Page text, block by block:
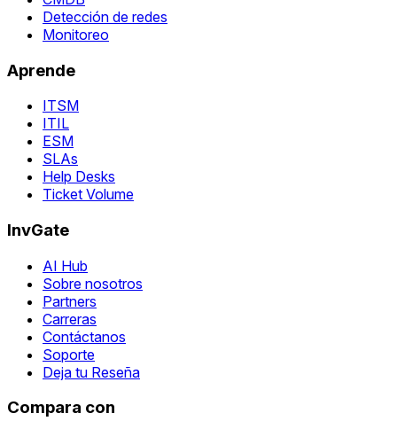
Detección de redes
Monitoreo
Aprende
ITSM
ITIL
ESM
SLAs
Help Desks
Ticket Volume
InvGate
AI Hub
Sobre nosotros
Partners
Carreras
Contáctanos
Soporte
Deja tu Reseña
Compara con